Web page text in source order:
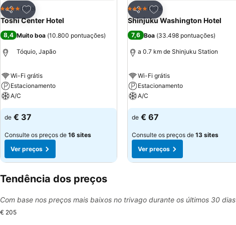
Partilhar
Adicionar aos favoritos
4 EstrelasHotel
Toshi Center Hotel
8,4 Muito boa (10.800 pontuações)
Tóquio, Japão
Wi-Fi grátis
Estacionamento
A/C
de € 37
Consulte os preços de 16 sites
Ver preços
Partilhar
Adicionar aos favoritos
4 EstrelasHotel
Shinjuku Washington Hotel
7,6 Boa (33.498 pontuações)
a 0.7 km de Shinjuku Station
Wi-Fi grátis
Estacionamento
A/C
de € 67
Consulte os preços de 13 sites
Ver preços
Tendência dos preços
Com base nos preços mais baixos no trivago durante os últimos 30 dias
€ 205